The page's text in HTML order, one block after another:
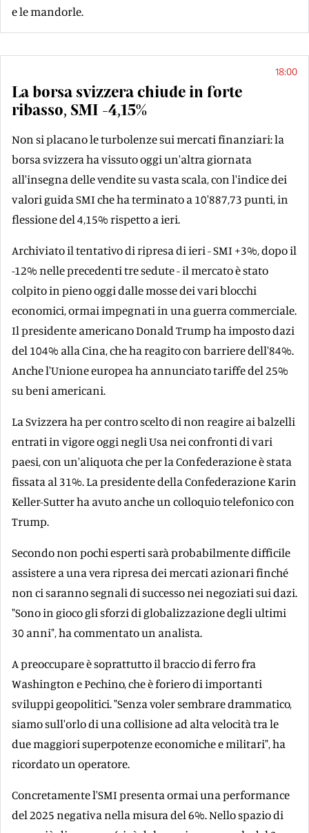
e le mandorle.
18:00
La borsa svizzera chiude in forte
ribasso, SMI -4,15%
Non si placano le turbolenze sui mercati finanziari: la
borsa svizzera ha vissuto oggi un'altra giornata
all'insegna delle vendite su vasta scala, con l'indice dei
valori guida SMI che ha terminato a 10'887,73 punti, in
flessione del 4,15% rispetto a ieri.
Archiviato il tentativo di ripresa di ieri - SMI +3%, dopo il
-12% nelle precedenti tre sedute - il mercato è stato
colpito in pieno oggi dalle mosse dei vari blocchi
economici, ormai impegnati in una guerra commerciale.
Il presidente americano Donald Trump ha imposto dazi
del 104% alla Cina, che ha reagito con barriere dell'84%.
Anche l'Unione europea ha annunciato tariffe del 25%
su beni americani.
La Svizzera ha per contro scelto di non reagire ai balzelli
entrati in vigore oggi negli Usa nei confronti di vari
paesi, con un'aliquota che per la Confederazione è stata
fissata al 31%. La presidente della Confederazione Karin
Keller-Sutter ha avuto anche un colloquio telefonico con
Trump.
Secondo non pochi esperti sarà probabilmente difficile
assistere a una vera ripresa dei mercati azionari finché
non ci saranno segnali di successo nei negoziati sui dazi.
"Sono in gioco gli sforzi di globalizzazione degli ultimi
30 anni", ha commentato un analista.
A preoccupare è soprattutto il braccio di ferro fra
Washington e Pechino, che è foriero di importanti
sviluppi geopolitici. "Senza voler sembrare drammatico,
siamo sull'orlo di una collisione ad alta velocità tra le
due maggiori superpotenze economiche e militari", ha
ricordato un operatore.
Concretamente l'SMI presenta ormai una performance
del 2025 negativa nella misura del 6%. Nello spazio di